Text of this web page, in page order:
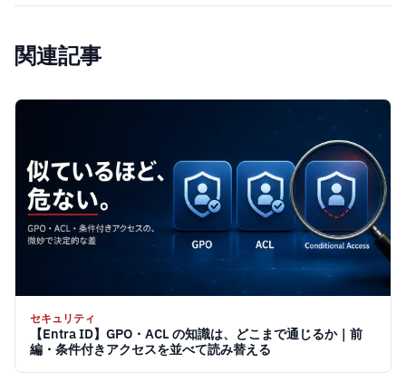
関連記事
セキュリティ
【Entra ID】GPO・ACL の知識は、どこまで通じるか｜前
編・条件付きアクセスを並べて読み替える